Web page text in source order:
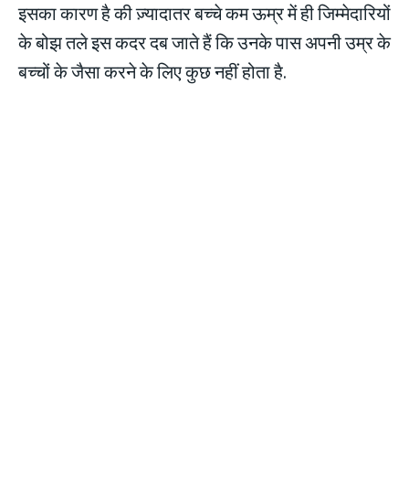
इसका कारण है की ज़्यादातर बच्चे कम ऊम्र में ही जिम्मेदारियों
के बोझ तले इस कदर दब जाते हैं कि उनके पास अपनी उम्र के
बच्चों के जैसा करने के लिए कुछ नहीं होता है.